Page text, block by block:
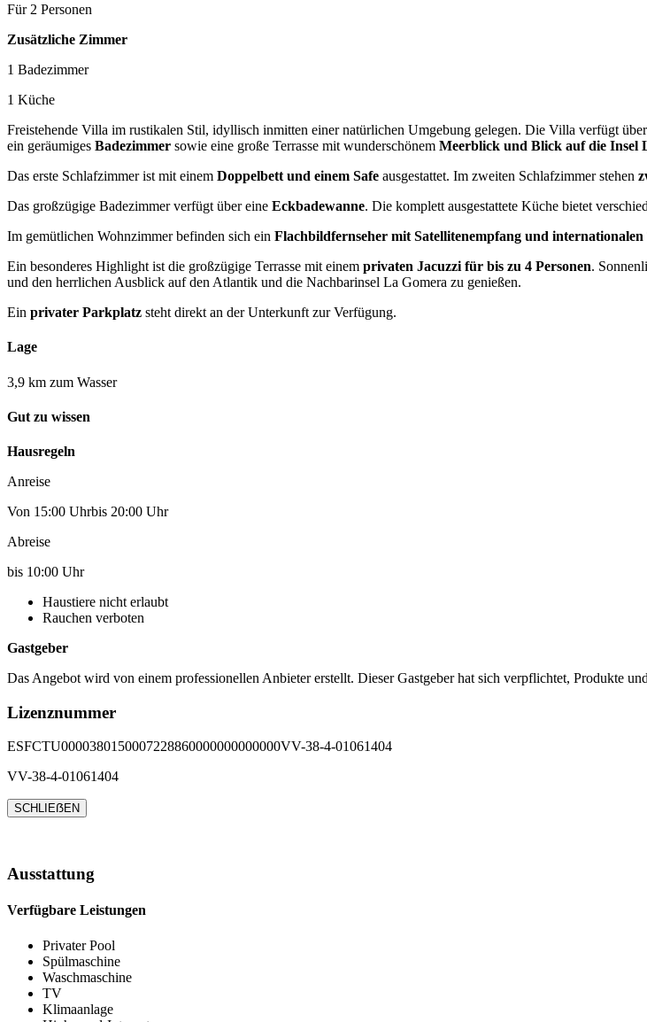
Für 2 Personen
Zusätzliche Zimmer
1 Badezimmer
1 Küche
Freistehende Villa im rustikalen Stil, idyllisch inmitten einer natürlichen Umgebung gelegen. Die Villa verfügt über
ein geräumiges Badezimmer sowie eine große Terrasse mit wunderschönem Meerblick und Blick auf die Insel
Das erste Schlafzimmer ist mit einem Doppelbett und einem Safe ausgestattet. Im zweiten Schlafzimmer stehen
Das großzügige Badezimmer verfügt über eine Eckbadewanne. Die komplett ausgestattete Küche bietet
Im gemütlichen Wohnzimmer befinden sich ein Flachbildfernseher mit Satellitenempfang und internationalen
Ein besonderes Highlight ist die großzügige Terrasse mit einem privaten Jacuzzi für bis zu 4 Personen.
und den herrlichen Ausblick auf den Atlantik und die Nachbarinsel La Gomera zu genießen.
Ein privater Parkplatz steht direkt an der Unterkunft zur Verfügung.
Lage
3,9 km zum Wasser
Gut zu wissen
Hausregeln
Anreise
Von 15:00 Uhrbis 20:00 Uhr
Abreise
bis 10:00 Uhr
Haustiere nicht erlaubt
Rauchen verboten
Gastgeber
Das Angebot wird von einem professionellen Anbieter erstellt. Dieser Gastgeber hat sich verpflichtet, Produkte
Lizenznummer
ESFCTU0000380150007228860000000000000VV-38-4-01061404
VV-38-4-01061404
SCHLIEẞEN
Ausstattung
Verfügbare Leistungen
Privater Pool
Spülmaschine
Waschmaschine
TV
Klimaanlage